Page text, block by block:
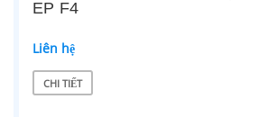
EP F4
Liên hệ
CHI TIẾT